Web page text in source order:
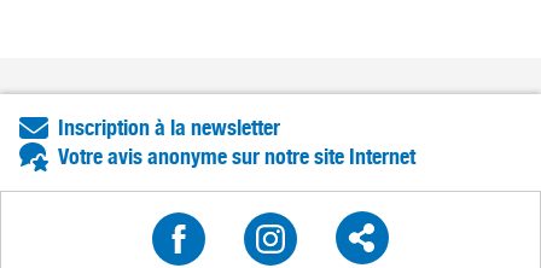
Inscription à la newsletter
Votre avis anonyme sur notre site Internet